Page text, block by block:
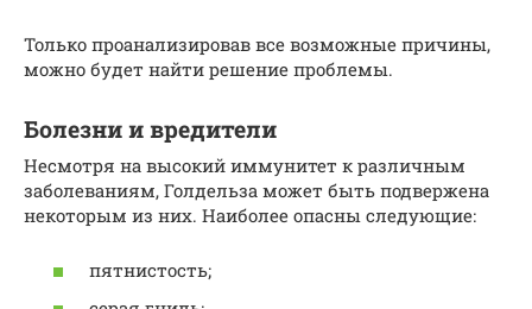
Только проанализировав все возможные причины,
можно будет найти решение проблемы.
Болезни и вредители
Несмотря на высокий иммунитет к различным
заболеваниям, Голдельза может быть подвержена
некоторым из них. Наиболее опасны следующие:
пятнистость;